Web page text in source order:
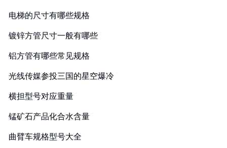
电梯的尺寸有哪些规格
镀锌方管尺寸一般有哪些
铝方管有哪些常见规格
光线传媒参投三国的星空爆冷
横担型号对应重量
锰矿石产品化合水含量
曲臂车规格型号大全